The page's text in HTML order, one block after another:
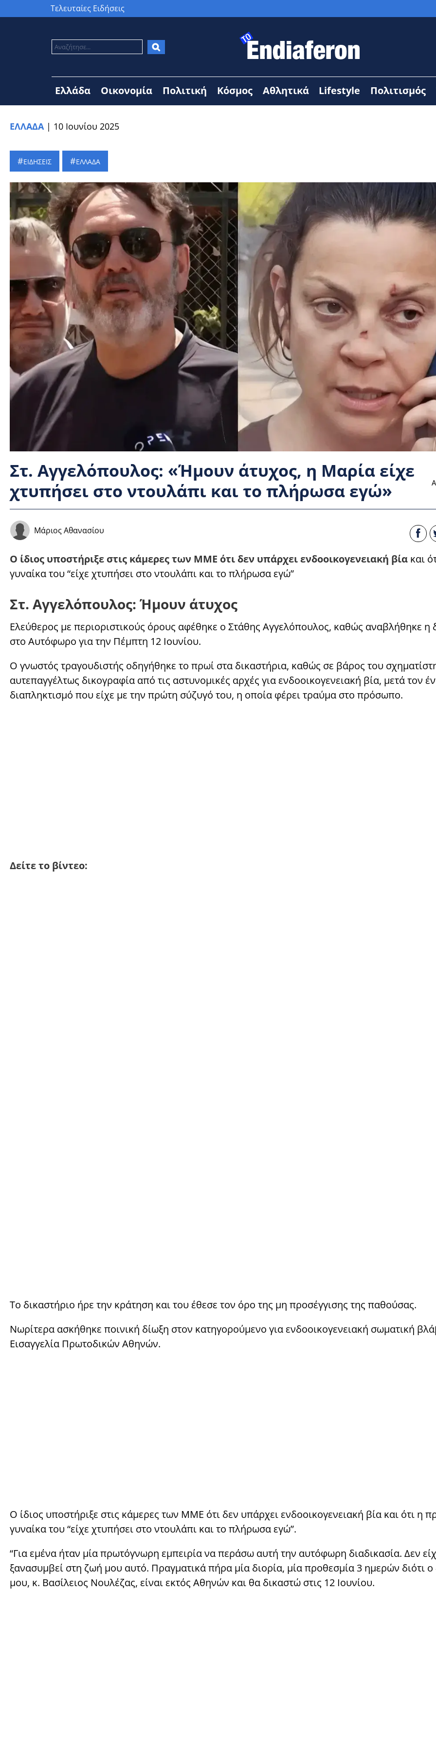
Τελευταίες Ειδήσεις
Ελλάδα Οικονομία Πολιτική Κόσμος Αθλητικά Lifestyle Πολιτισμός
ΕΛΛΑΔΑ| 10 Ιουνίου 2025
ΕΙΔΗΣΕΙΣ ΕΛΛΑΔΑ
Στ. Αγγελόπουλος: «Ήμουν άτυχος, η Μαρία είχε
χτυπήσει στο ντουλάπι και το πλήρωσα εγώ»
Μάριος Αθανασίου
Ο ίδιος υποστήριξε στις κάμερες των ΜΜΕ ότι δεν υπάρχει ενδοοικογενειακή βία και
γυναίκα του “είχε χτυπήσει στο ντουλάπι και το πλήρωσα εγώ”
Στ. Αγγελόπουλος: Ήμουν άτυχος
Ελεύθερος με περιοριστικούς όρους αφέθηκε ο Στάθης Αγγελόπουλος, καθώς αναβλήθηκε η
στο Αυτόφωρο για την Πέμπτη 12 Ιουνίου.
Ο γνωστός τραγουδιστής οδηγήθηκε το πρωί στα δικαστήρια, καθώς σε βάρος του
αυτεπαγγέλτως δικογραφία από τις αστυνομικές αρχές για ενδοοικογενειακή βία, μετά τον
διαπληκτισμό που είχε με την πρώτη σύζυγό του, η οποία φέρει τραύμα στο πρόσωπο.
Δείτε το βίντεο:
Το δικαστήριο ήρε την κράτηση και του έθεσε τον όρο της μη προσέγγισης της παθούσας.
Νωρίτερα ασκήθηκε ποινική δίωξη στον κατηγορούμενο για ενδοοικογενειακή σωματική
Εισαγγελία Πρωτοδικών Αθηνών.
Ο ίδιος υποστήριξε στις κάμερες των ΜΜΕ ότι δεν υπάρχει ενδοοικογενειακή βία και ότι η
γυναίκα του “είχε χτυπήσει στο ντουλάπι και το πλήρωσα εγώ”.
“Για εμένα ήταν μία πρωτόγνωρη εμπειρία να περάσω αυτή την αυτόφωρη διαδικασία. Δεν
ξανασυμβεί στη ζωή μου αυτό. Πραγματικά πήρα μία διορία, μία προθεσμία 3 ημερών διότι ο
μου, κ. Βασίλειος Νουλέζας, είναι εκτός Αθηνών και θα δικαστώ στις 12 Ιουνίου.